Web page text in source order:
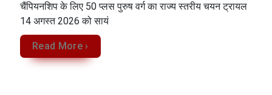
चैंपियनशिप के लिए 50 प्लस पुरुष वर्ग का राज्य स्तरीय चयन ट्रायल
14 अगस्त 2026 को सायं
Read More ›